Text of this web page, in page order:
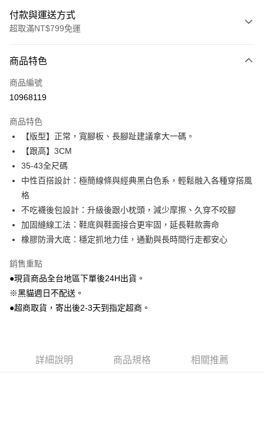
付款與運送方式
超取滿NT$799免運
信用卡一次付款
超商取貨付款
Apple Pay
街口支付
Google Pay
大哥付你分期
相關說明
【大哥付你分期使用說明】
1.本服務由台灣大哥大提供，台灣大哥大用戶可立即使用無須另外申請。
流程，驗證手機門號後，選擇欲分期的期數、繳款截止日，確認付款後即完
成交易。
3.實際核准額度、可分期數及費用金額請依後續交易確認頁面所載為準。
4.訂單成立30分鐘內，如未前往確認交易或遇審核未通過，訂單將自動取
法說明評估內容。
2.透過簡訊連結打開帳單後，可選擇「超商條碼／台灣大直營門市／銀行轉
帳／街口支付／iPASS MONEY」等通路繳費。
AFTEE先享後付
【關於「AFTEE先享後付」】
AFTEE先享後付是「在收到商品之後才付款」的支付方式。 讓您購物簡單
便利好安心！
１．簡單：不需註冊會員、不需綁卡、不需儲值。
２．便利：只要手機號碼，簡訊認證，即可結帳。
結帳頁面，進行簡訊認證並確認金額後，即可完成結帳。
貨到付款
每筆NT$80，滿NT$799(含以上)免運費
商品特色
商品編號
10968119
商品特色
【版型】正常，寬腳板、長腳趾建議拿大一碼。
【跟高】3CM
35-43全尺碼
中性百搭設計：極簡線條與經典黑白色系，輕鬆融入各種穿搭風
格
不吃襪後包設計：升級後跟小枕頭，減少摩擦、久穿不咬腳
加固縫線工法：鞋底與鞋面接合更牢固，延長鞋款壽命
橡膠防滑大底：穩定抓地力佳，通勤與長時間行走都安心
銷售重點
●現貨商品全台地區下單後24H出貨。
※黑貓週日不配送。
●超商取貨，寄出後2-3天到指定超商。
詳細說明 商品規格 相關推薦